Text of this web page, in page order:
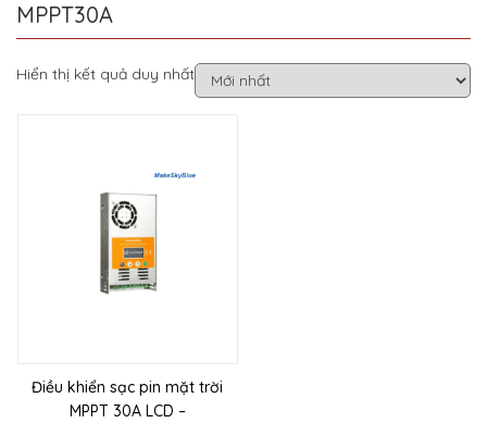
MPPT30A
Hiển thị kết quả duy nhất
Điều khiển sạc pin mặt trời
MPPT 30A LCD –